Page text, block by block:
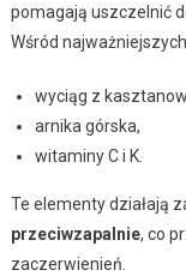
pomagają uszczelnić
Wśród
wyciąg z
arnika górska,
witaminy C i K.
Te elementy działają
przeciwzapalnie, co
zaczerwienień.